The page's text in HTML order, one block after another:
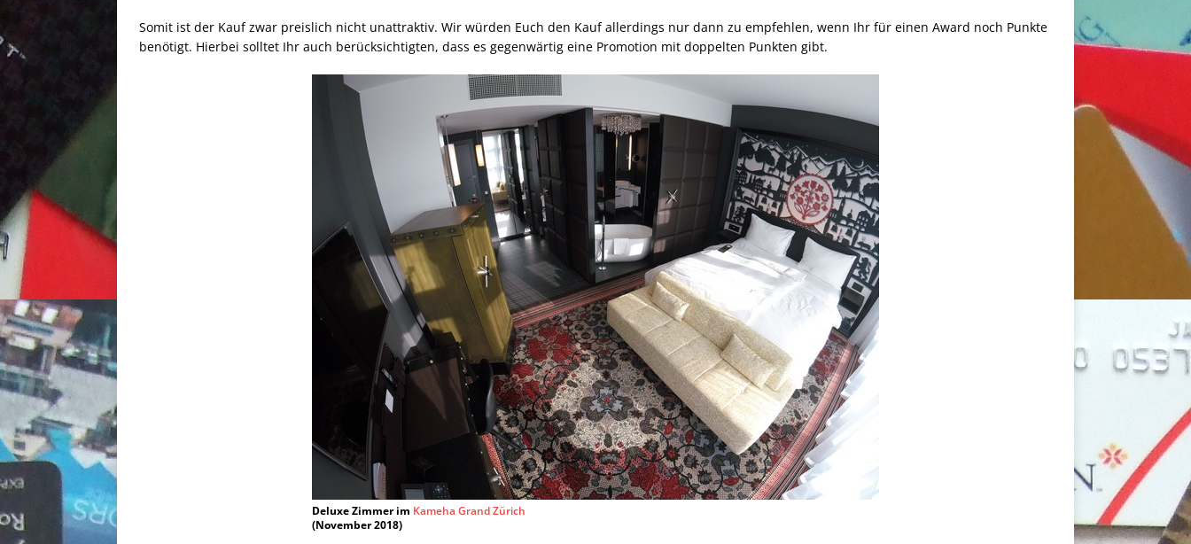
Somit ist der Kauf zwar preislich nicht unattraktiv. Wir würden Euch den Kauf allerdings nur dann zu empfehlen, wenn Ihr für einen Award noch Punkte
benötigt. Hierbei solltet Ihr auch berücksichtigten, dass es gegenwärtig eine Promotion mit doppelten Punkten gibt.
Deluxe Zimmer im Kameha Grand Zürich
(November 2018)